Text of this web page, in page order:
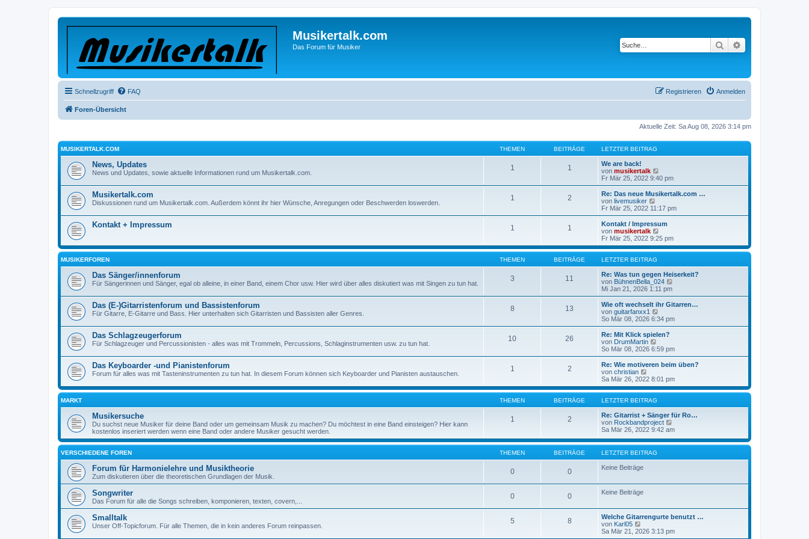
Musikertalk.com
Das Forum für Musiker Suche
Schnellzugriff FAQ Anmelden
Registrieren
Foren-Übersicht
Aktuelle Zeit: Sa Aug 08, 2026 3:14 pm
MUSIKERTALK.COM THEMEN BEITRÄGE LETZTER BEITRAG
News, Updates
News und Updates, sowie aktuelle Informationen rund um Musikertalk.com.
1 1
We are back!
von musikertalk
e
u
e
t
B
e
i
t
Fr Mär 25, 2022 9:40 pm
Musikertalk.com
Diskussionen rund um Musikertalk.com. Außerdem könnt ihr hier Wünsche, Anregungen oder Beschwerden loswerden.
1 2
Re: Das neue Musikertalk.com …
von livemusiker
e
u
e
s
t
r
B
e
i
t
r
g
Fr Mär 25, 2022 11:17 pm
Kontakt + Impressum 1 1
Kontakt / Impressum
von musikertalk
e
u
e
t
e
r
B
e
i
r
Fr Mär 25, 2022 9:25 pm
MUSIKERFOREN THEMEN BEITRÄGE LETZTER BEITRAG
Das Sänger/innenforum
Für Sängerinnen und Sänger, egal ob alleine, in einer Band, einem Chor usw. Hier wird über alles diskutiert was mit Singen zu tun hat.
3 11
Re: Was tun gegen Heiserkeit?
von BühnenBella_024
u
e
t
i
r
g
Mi Jan 21, 2026 1:11 pm
Das (E-)Gitarristenforum und Bassistenforum
Für Gitarre, E-Gitarre und Bass. Hier unterhalten sich Gitarristen und Bassisten aller Genres.
8 13
Wie oft wechselt ihr Gitarren…
von guitarfanxx1
e
u
e
t
r
B
e
i
t
So Mär 08, 2026 6:34 pm
Das Schlagzeugerforum
Für Schlagzeuger und Percussionisten - alles was mit Trommeln, Percussions, Schlaginstrumenten usw. zu tun hat.
10 26
Re: Mit Klick spielen?
von DrumMartin
e
u
e
t
r
e
i
t
r
g
So Mär 08, 2026 6:59 pm
Das Keyboarder -und Pianistenforum
Forum für alles was mit Tasteninstrumenten zu tun hat. In diesem Forum können sich Keyboarder und Pianisten austauschen.
1 2
Re: Wie motiveren beim üben?
von christian
e
u
e
s
t
e
r
B
i
t
Sa Mär 26, 2022 8:01 pm
MARKT THEMEN BEITRÄGE LETZTER BEITRAG
Musikersuche
Du suchst neue Musiker für deine Band oder um gemeinsam Musik zu machen? Du möchtest in eine Band einsteigen? Hier kann
kostenlos inseriert werden wenn eine Band oder andere Musiker gesucht werden.
1 2
Re: Gitarrist + Sänger für Ro…
von Rockbandproject
e
e
e
r
a
Sa Mär 26, 2022 9:42 am
VERSCHIEDENE FOREN THEMEN BEITRÄGE LETZTER BEITRAG
Forum für Harmonielehre und Musiktheorie
Zum diskutieren über die theoretischen Grundlagen der Musik.
0 0 Keine Beiträge
Songwriter
Das Forum für alle die Songs schreiben, komponieren, texten, covern,...
0 0 Keine Beiträge
Smalltalk
Unser Off-Topicforum. Für alle Themen, die in kein anderes Forum reinpassen.
5 8
Welche Gitarrengurte benutzt …
von Karl05
e
u
Sa Mär 21, 2026 3:13 pm